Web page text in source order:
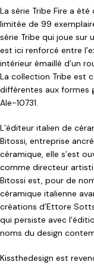
La série Tribe Fire a
limitée de 99
série Tribe qui joue sur
est ici renforcé entre
intérieur émaillé d’un
La collection Tribe est
différentes aux formes
Ale-10731.
L’éditeur italien de
Bitossi, entreprise
céramique, elle s’est
comme directeur
Bitossi est, pour de
céramique italienne
créations d’Ettore
qui persiste avec
noms du design
Kissthedesign est